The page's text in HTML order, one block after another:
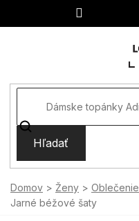
Hľadať
Domov Ženy Oblečenie
Jarné béžové šaty